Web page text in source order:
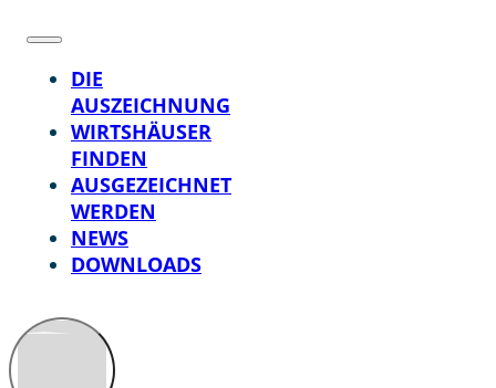
DIE
AUSZEICHNUNG
WIRTSHÄUSER
FINDEN
AUSGEZEICHNET
WERDEN
NEWS
DOWNLOADS